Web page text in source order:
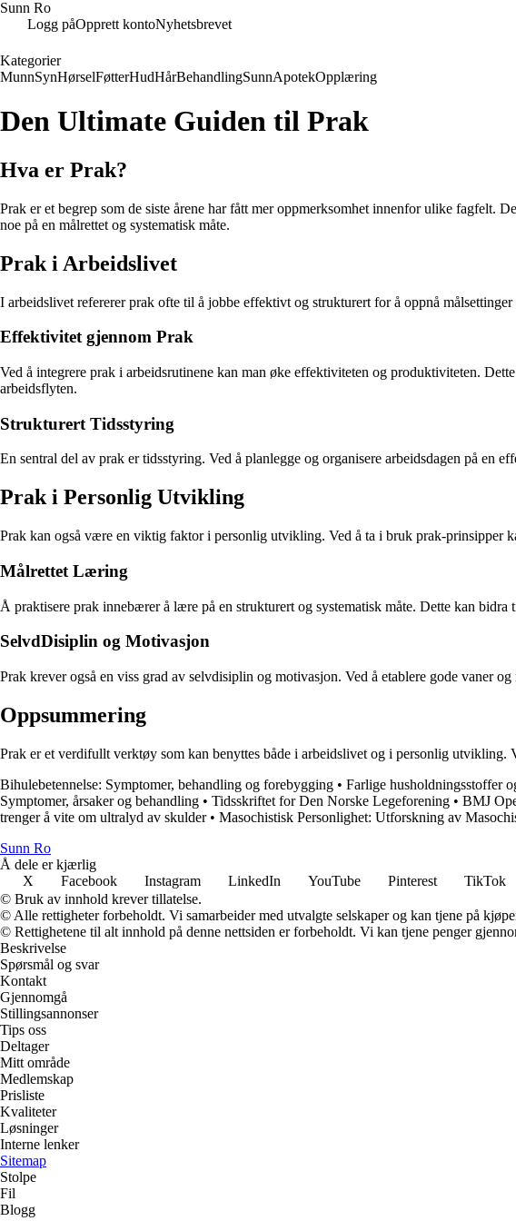
Sunn Ro
Logg påOpprett kontoNyhetsbrevet
Kategorier
MunnSynHørselFøtterHudHårBehandlingSunnApotekOpplæring
Den Ultimate Guiden til Prak
Hva er Prak?
Prak er et begrep som de siste årene har fått mer oppmerksomhet innenfor ulike fagfelt.
noe på en målrettet og systematisk måte.
Prak i Arbeidslivet
I arbeidslivet refererer prak ofte til å jobbe effektivt og strukturert for å oppnå
Effektivitet gjennom Prak
Ved å integrere prak i arbeidsrutinene kan man øke effektiviteten og produktiviteten.
arbeidsflyten.
Strukturert Tidsstyring
En sentral del av prak er tidsstyring. Ved å planlegge og organisere arbeidsdagen på en
Prak i Personlig Utvikling
Prak kan også være en viktig faktor i personlig utvikling. Ved å ta i bruk prak-prinsipper
Målrettet Læring
Å praktisere prak innebærer å lære på en strukturert og systematisk måte. Dette kan
SelvdDisiplin og Motivasjon
Prak krever også en viss grad av selvdisiplin og motivasjon. Ved å etablere gode vaner
Oppsummering
Prak er et verdifullt verktøy som kan benyttes både i arbeidslivet og i personlig utvikling.
Bihulebetennelse: Symptomer, behandling og forebygging • Farlige husholdningsstoffer
Symptomer, årsaker og behandling • Tidsskriftet for Den Norske Legeforening • BMJ
trenger å vite om ultralyd av skulder• Masochistisk Personlighet: Utforskning av
Sunn Ro
Å dele er kjærlig
X
Facebook Instagram LinkedIn YouTube Pinterest TikTok
© Bruk av innhold krever tillatelse.
© Alle rettigheter forbeholdt. Vi samarbeider med utvalgte selskaper og kan tjene på
© Rettighetene til alt innhold på denne nettsiden er forbeholdt. Vi kan tjene penger
Beskrivelse
Spørsmål og svar
Kontakt
Gjennomgå
Stillingsannonser
Tips oss
Deltager
Mitt område
Medlemskap
Prisliste
Kvaliteter
Løsninger
Interne lenker
Sitemap
Stolpe
Fil
Blogg